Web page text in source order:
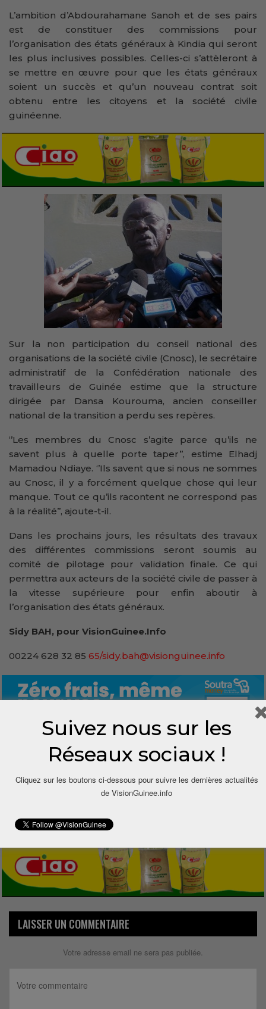
L’ambition d’Abdourahamane Sanoh et de ses pairs
est de constituer des commissions pour
l’organisation des états généraux à Kindia qui seront
les plus inclusives possibles. Celles-ci s’attèleront à
se mettre en œuvre pour que les états généraux
soient un succès et qu’un nouveau contrat soit
obtenu entre les citoyens et la société civile
guinéenne.
Sur la non participation du conseil national des
organisations de la société civile (Cnosc), le secrétaire
administratif de la Confédération nationale des
travailleurs de Guinée estime que la structure
dirigée par Dansa Kourouma, ancien conseiller
national de la transition a perdu ses repères.
‘’Les membres du Cnosc s’agite parce qu’ils ne
savent plus à quelle porte taper’’, estime Elhadj
Mamadou Ndiaye. ‘’Ils savent que si nous ne sommes
au Cnosc, il y a forcément quelque chose qui leur
manque. Tout ce qu’ils racontent ne correspond pas
à la réalité’’, ajoute-t-il.
Dans les prochains jours, les résultats des travaux
des différentes commissions seront soumis au
comité de pilotage pour validation finale. Ce qui
permettra aux acteurs de la société civile de passer à
la vitesse supérieure pour enfin aboutir à
l’organisation des états généraux.
Sidy BAH, pour VisionGuinee.Info
00224 628 32 85 65/sidy.bah@visionguinee.info
LAISSER UN COMMENTAIRE
Votre adresse email ne sera pas publiée.
Suivez nous sur les
Réseaux sociaux !
Cliquez sur les boutons ci-dessous pour suivre les dernières actualités
de VisionGuinee.info